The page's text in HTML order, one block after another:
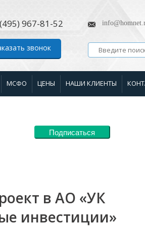
967-81-52
звонок
МСФО ЦЕНЫ НАШИ КЛИЕНТЫ
Подписаться
в АО «УК
инвестиции»